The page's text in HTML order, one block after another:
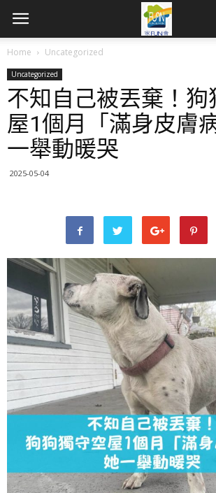
Home Uncategorized
Uncategorized
不知自己被丟棄！狗
屋1個月「滿身皮膚
一舉動暖哭
2025-05-04